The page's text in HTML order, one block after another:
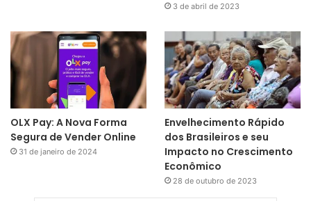
3 de abril de 2023
OLX Pay: A Nova Forma
Segura de Vender Online
31 de janeiro de 2024
Envelhecimento Rápido
dos Brasileiros e seu
Impacto no Crescimento
Econômico
28 de outubro de 2023